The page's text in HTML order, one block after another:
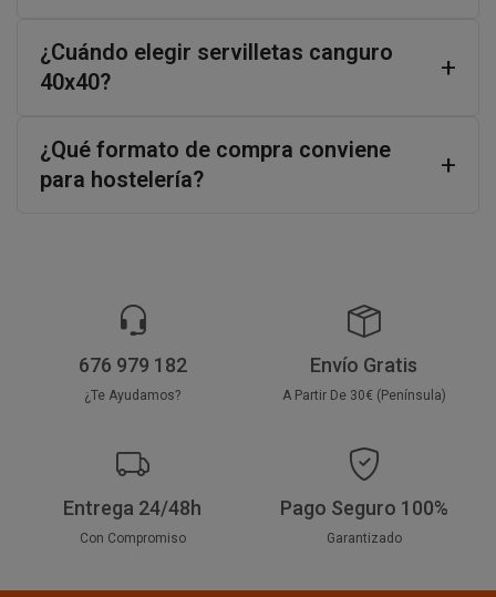
¿Cuándo elegir servilletas canguro
40x40?
¿Qué formato de compra conviene
para hostelería?
676 979 182
¿Te Ayudamos?
Envío Gratis
A Partir De 30€ (Península)
Entrega 24/48h
Con Compromiso
Pago Seguro 100%
Garantizado